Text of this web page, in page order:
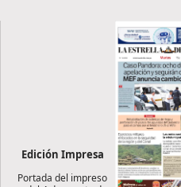
Edición Impresa
Portada del impreso